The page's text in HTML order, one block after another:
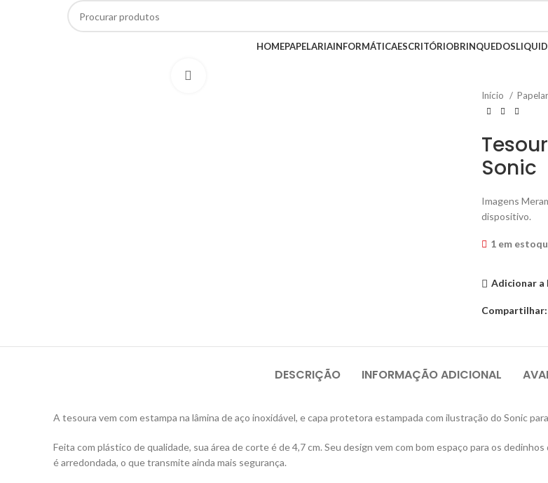
HOMEPAPELARIAINFORMÁTICAESCRITÓRIOBRINQUEDOS
Início
Sonic
Imagens
dispositivo.
1 em
Adicionar a
Compartilhar:
DESCRIÇÃO INFORMAÇÃO ADICIONAL
A tesoura vem com estampa na lâmina de aço inoxidável, e capa protetora estampada com ilustração do Sonic
Feita com plástico de qualidade, sua área de corte é de 4,7 cm. Seu design vem com bom espaço para os
é arredondada, o que transmite ainda mais segurança.